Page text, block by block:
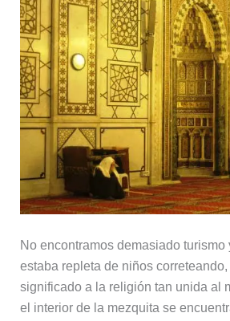
No encontramos demasiado
estaba repleta de niños
significado a la religión tan unida al
el interior de la mezquita se